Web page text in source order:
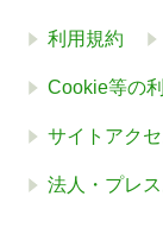
利用規約
Cookie等の
サイトアク
法人・プレ